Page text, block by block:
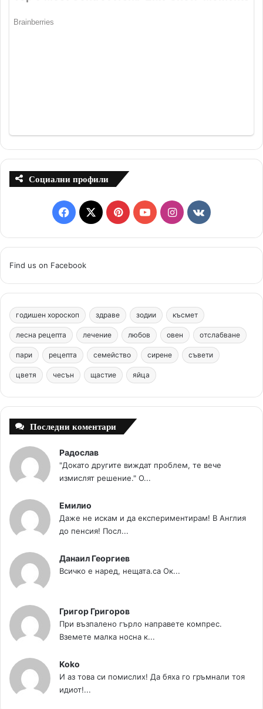
Социални профили
F
a
e
b
o
o
k
X
P
i
t
e
r
e
s
t
Y
o
T
u
b
e
I
n
t
a
g
r
m
v
k
c
m
Find us on Facebook
годишен хороскоп здраве зодии късмет
лесна рецепта лечение любов овен отслабване
пари рецепта семейство сирене съвети
цветя чесън щастие яйца
Последни коментари
Радослав
"Докато другите виждат проблем, те вече
измислят решение." О...
Емилио
Даже не искам и да експериментирам! В Англия
до пенсия! Посл...
Данаил Георгиев
Всичко е наред, нещата.са Ок...
Григор Григоров
При възпалено гърло направете компрес.
Вземете малка носна к...
Koko
И аз това си помислих! Да бяха го гръмнали тоя
идиот!...